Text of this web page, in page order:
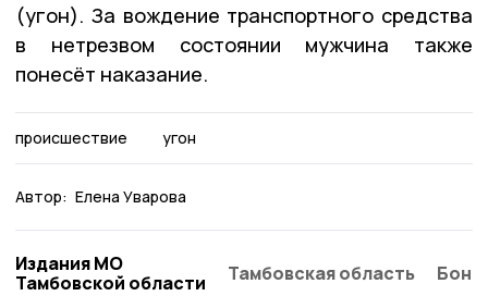
(угон). За вождение транспортного средства
в нетрезвом состоянии мужчина также
понесёт наказание.
происшествие угон
Автор: Елена Уварова
Издания МО
Тамбовской области
Тамбовская область